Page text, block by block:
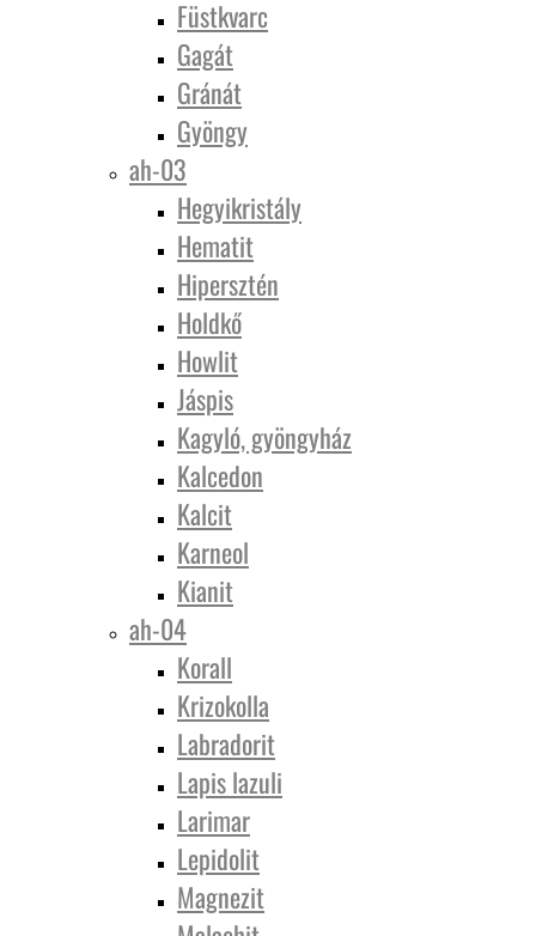
Füstkvarc
Gagát
Gránát
Gyöngy
ah-03
Hegyikristály
Hematit
Hipersztén
Holdkő
Howlit
Jáspis
Kagyló, gyöngyház
Kalcedon
Kalcit
Karneol
Kianit
ah-04
Korall
Krizokolla
Labradorit
Lapis lazuli
Larimar
Lepidolit
Magnezit